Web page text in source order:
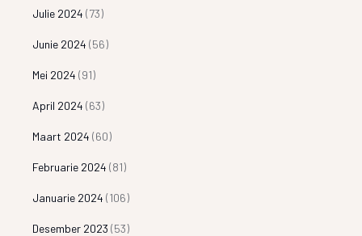
Julie 2024 (73)
Junie 2024 (56)
Mei 2024 (91)
April 2024 (63)
Maart 2024 (60)
Februarie 2024 (81)
Januarie 2024 (106)
Desember 2023 (53)